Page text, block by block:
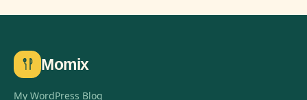
Momix
My WordPress Blog